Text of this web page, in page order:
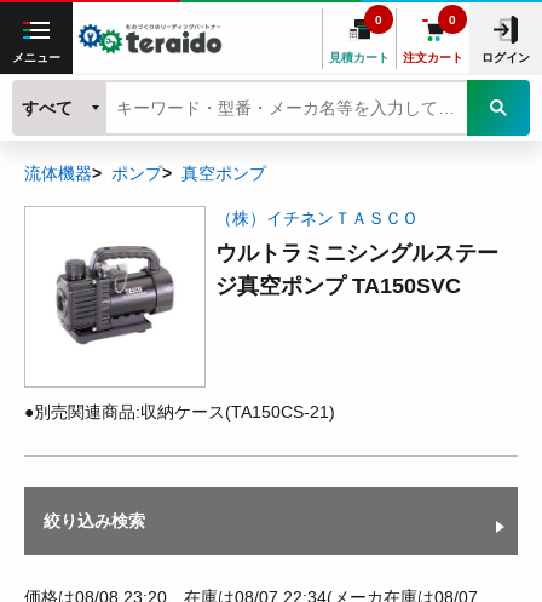
メニュー 見積カート
0
注文カート
0
ログイン
すべて
流体機器 ポンプ 真空ポンプ
（株）イチネンＴＡＳＣＯ
ウルトラミニシングルステー
ジ真空ポンプ TA150SVC
●別売関連商品:収納ケース(TA150CS-21)
絞り込み検索
価格は08/08 23:20、在庫は08/07 22:34(メーカ在庫は08/07